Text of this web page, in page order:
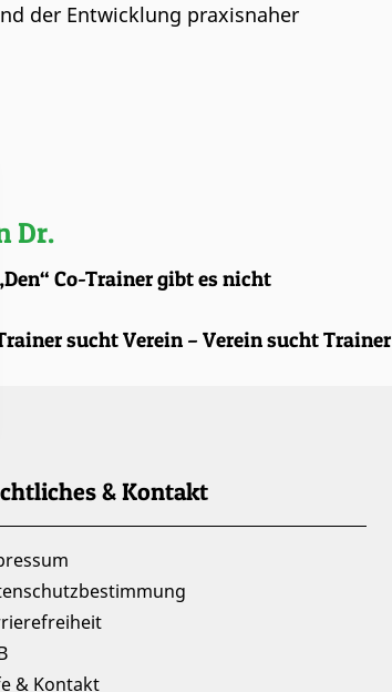
der Entwicklung praxisnaher
Dr.
Co-Trainer gibt es nicht
sucht Verein – Verein sucht Trainer
& Kontakt
& Kontakt